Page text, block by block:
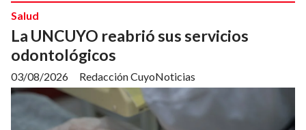
La UNCUYO reabrió sus servicios
odontológicos
Redacción CuyoNoticias
Salud
03/08/2026